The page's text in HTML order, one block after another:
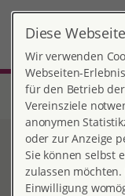
Start Hessen
Unsere Angebote für
Diese
Wir verwenden
Webseiten-
für den Betrieb
Vereinsziele
anonymen
oder zur Anzeige
Sie können selbst
zulassen
Einwilligung